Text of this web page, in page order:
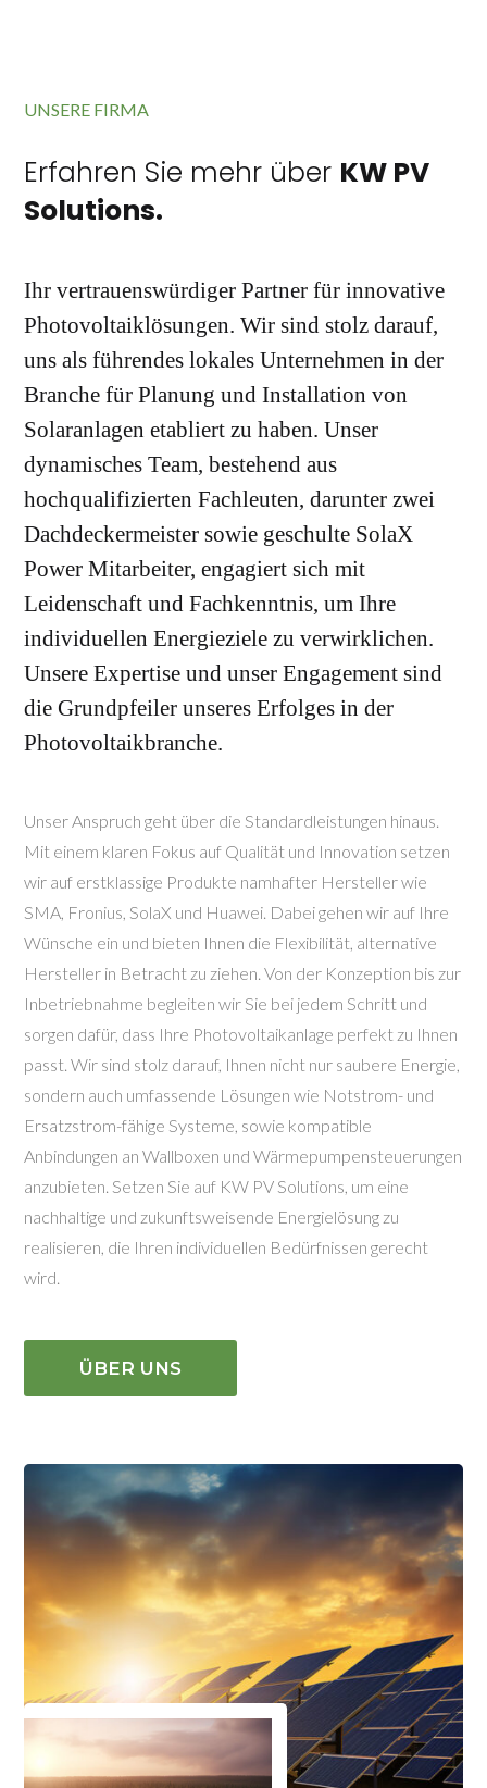
UNSERE FIRMA
Erfahren Sie mehr über KW PV
Solutions.
Ihr vertrauenswürdiger Partner für innovative
Photovoltaiklösungen. Wir sind stolz darauf,
uns als führendes lokales Unternehmen in der
Branche für Planung und Installation von
Solaranlagen etabliert zu haben. Unser
dynamisches Team, bestehend aus
hochqualifizierten Fachleuten, darunter zwei
Dachdeckermeister sowie geschulte SolaX
Power Mitarbeiter, engagiert sich mit
Leidenschaft und Fachkenntnis, um Ihre
individuellen Energieziele zu verwirklichen.
Unsere Expertise und unser Engagement sind
die Grundpfeiler unseres Erfolges in der
Photovoltaikbranche.
Unser Anspruch geht über die Standardleistungen hinaus.
Mit einem klaren Fokus auf Qualität und Innovation setzen
wir auf erstklassige Produkte namhafter Hersteller wie
SMA, Fronius, SolaX und Huawei. Dabei gehen wir auf Ihre
Wünsche ein und bieten Ihnen die Flexibilität, alternative
Hersteller in Betracht zu ziehen. Von der Konzeption bis zur
Inbetriebnahme begleiten wir Sie bei jedem Schritt und
sorgen dafür, dass Ihre Photovoltaikanlage perfekt zu Ihnen
passt. Wir sind stolz darauf, Ihnen nicht nur saubere Energie,
sondern auch umfassende Lösungen wie Notstrom- und
Ersatzstrom-fähige Systeme, sowie kompatible
Anbindungen an Wallboxen und Wärmepumpensteuerungen
anzubieten. Setzen Sie auf KW PV Solutions, um eine
nachhaltige und zukunftsweisende Energielösung zu
realisieren, die Ihren individuellen Bedürfnissen gerecht
wird.
ÜBER UNS